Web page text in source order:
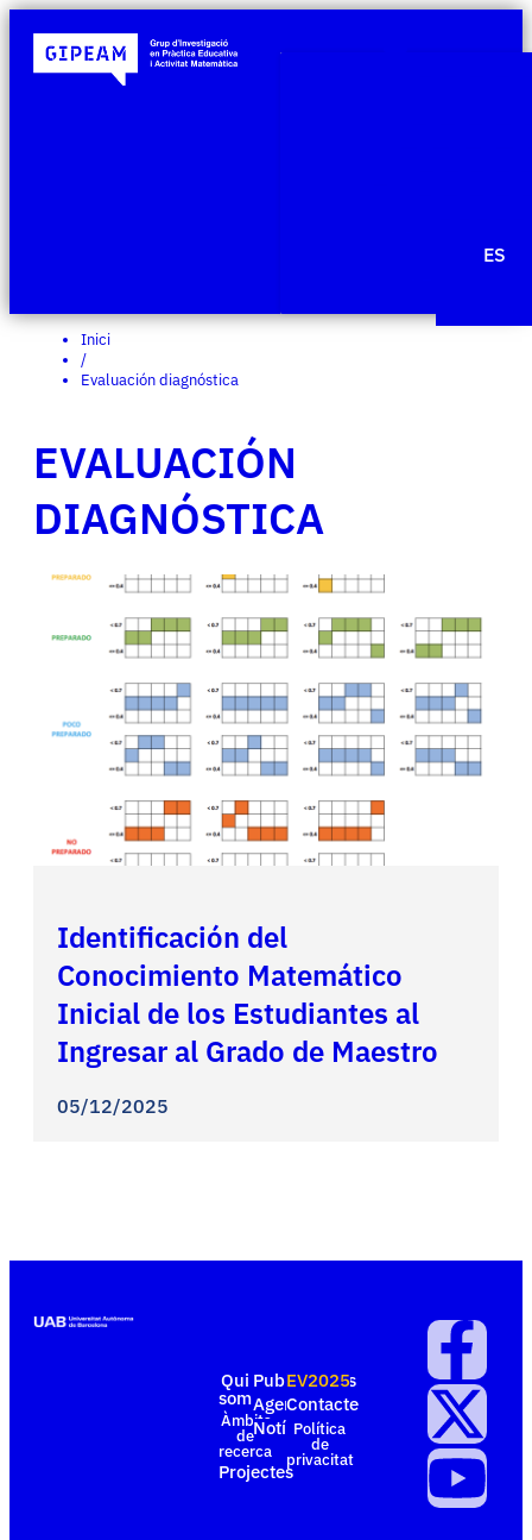
ES
Inici
/
Evaluación diagnóstica
EVALUACIÓN
DIAGNÓSTICA
Identificación del
Conocimiento Matemático
Inicial de los Estudiantes al
Ingresar al Grado de Maestro
05/12/2025
Qui
som
Àmbits
de
recerca
Projectes
Publicacions
Agenda
Notícies
EV2025
Contacte
Política
de
privacitat